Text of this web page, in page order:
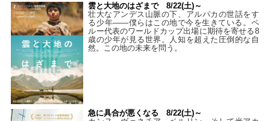
雲と大地のはざまで 8/22(土)～
壮大なアンデス山脈の下、アルパカの世話をす
る少年――僕らはこの地で今を生きている。ペ
ルー代表のワールドカップ出場に期待を寄せる8
歳の少年が見る世界。人知を超えた圧倒的な自
然。この地の未来を問う。
急に具合が悪くなる 8/22(土)～